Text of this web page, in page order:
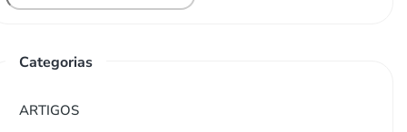
Categorias
ARTIGOS